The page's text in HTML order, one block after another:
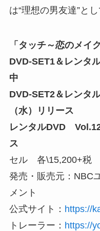
は“理想の男友達”と
「タッチ～恋のメイ
DVD-SET1＆レン
中
DVD-SET2＆レン
（水）リリース
レンタルDVD
ス
セル 各\15,200+税
発売・販売元：NBC
メント
公式サイト： https://
トレーラー： https://